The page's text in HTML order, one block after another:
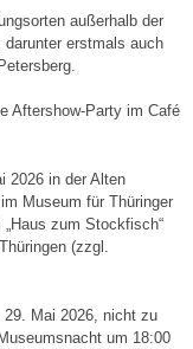
außerhalb der
erstmals auch
Aftershow-Party im Café
2026 in der Alten
Museum für Thüringer
zum Stockfisch“
(zzgl.
Mai 2026, nicht zu
um 18:00